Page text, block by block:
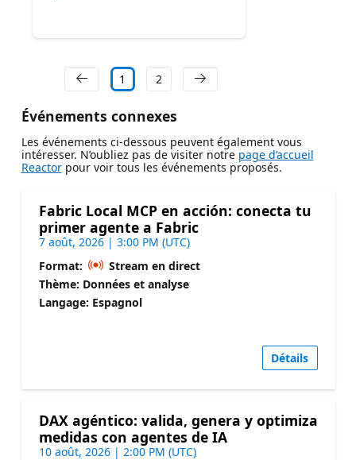
1 2
Événements connexes
Les événements ci-dessous peuvent également vous
intéresser. N’oubliez pas de visiter notre page d’accueil
Reactorpour voir tous les événements proposés.
Fabric Local MCP en acción: conecta tu
primer agente a Fabric
7 août, 2026 | 3:00 PM (UTC)
Format:
Stream en direct
Thème: Données et analyse
Langage: Espagnol
Détails
DAX agéntico: valida, genera y optimiza
medidas con agentes de IA
10 août, 2026 | 2:00 PM (UTC)